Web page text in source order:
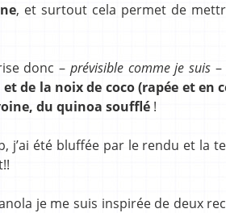
, et surtout cela permet de
donc – prévisible comme je suis
de la noix de coco (rapée et en
du quinoa soufflé !
j’ai été bluffée par le rendu et la
je me suis inspirée de deux